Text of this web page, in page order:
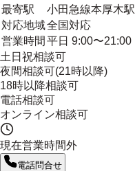
最寄駅
小田急線本厚木駅
対応地域全国対応
営業時間 平日 9:00〜21:00
土日祝相談可
夜間相談可(21時以降)
18時以降相談可
電話相談可
オンライン相談可
現在営業時間外
電話問合せ